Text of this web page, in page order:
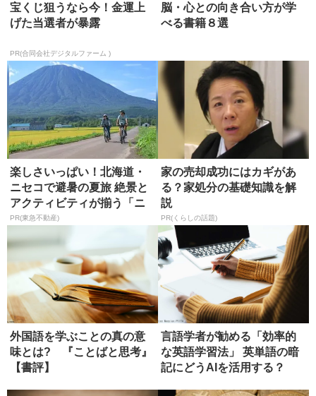
宝くじ狙うなら今！金運上
げた当選者が暴露
PR(合同会社デジタルファーム )
脳・心との向き合い方が学
べる書籍８選
楽しさいっぱい！北海道・
ニセコで避暑の夏旅 絶景と
アクティビティが揃う「ニ
セコ東...
PR(東急不動産)
家の売却成功にはカギがあ
る？家処分の基礎知識を解
説
PR(くらしの話題)
外国語を学ぶことの真の意
味とは? 『ことばと思考』
【書評】
言語学者が勧める「効率的
な英語学習法」 英単語の暗
記にどうAIを活用する？